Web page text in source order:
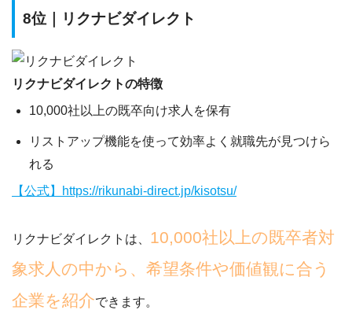
8位｜リクナビダイレクト
リクナビダイレクトの特徴
10,000社以上の既卒向け求人を保有
リストアップ機能を使って効率よく就職先が見つけら
れる
【公式】https://rikunabi-direct.jp/kisotsu/
リクナビダイレクトは、 10,000社以上の既卒者対
象求人の中から、希望条件や価値観に合う
企業を紹介できます。